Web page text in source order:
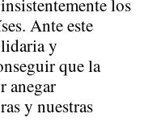
los
Ante este
y
que la
anegar
y nuestras